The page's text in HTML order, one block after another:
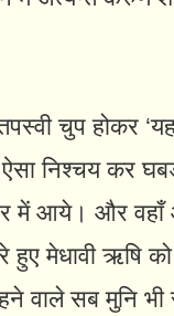
चुप होकर
निश्चय कर
में आये। और
हुए मेधावी ऋषि
वाले सब मुनि भी